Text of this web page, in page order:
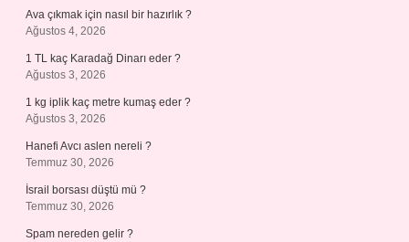
Ava çıkmak için nasıl bir hazırlık ?
Ağustos 4, 2026
1 TL kaç Karadağ Dinarı eder ?
Ağustos 3, 2026
1 kg iplik kaç metre kumaş eder ?
Ağustos 3, 2026
Hanefi Avcı aslen nereli ?
Temmuz 30, 2026
İsrail borsası düştü mü ?
Temmuz 30, 2026
Spam nereden gelir ?